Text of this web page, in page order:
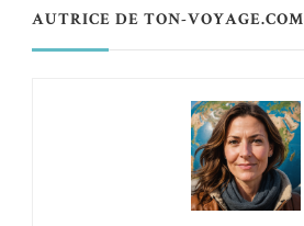
AUTRICE DE TON-VOYAGE.COM